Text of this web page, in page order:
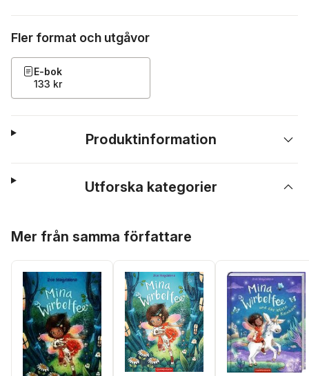
Fler format och utgåvor
E-bok
133 kr
Produktinformation
Utforska kategorier
Mer från samma författare